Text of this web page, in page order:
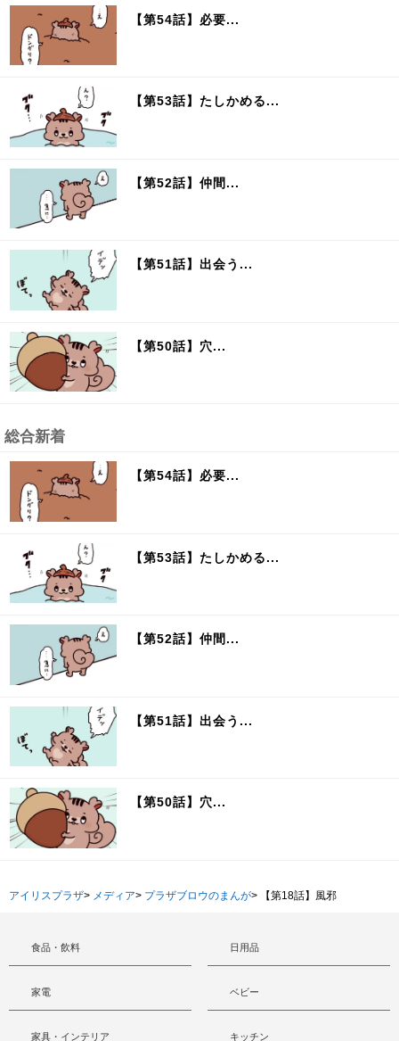
【第54話】必要...
【第53話】たしかめる...
【第52話】仲間...
【第51話】出会う...
【第50話】穴...
総合新着
【第54話】必要...
【第53話】たしかめる...
【第52話】仲間...
【第51話】出会う...
【第50話】穴...
アイリスプラザ> メディア> プラザブロウのまんが> 【第18話】風邪
食品・飲料 日用品
家電 ベビー
家具・インテリア キッチン